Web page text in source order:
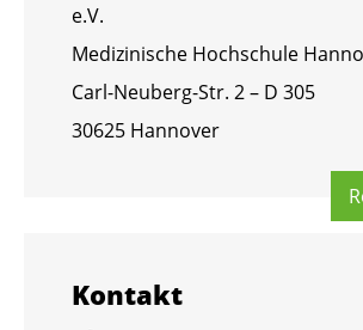
e.V.
Me­di­zi­ni­sche Hoch­schu­le
Carl-Neu­berg-Str. 2 – D 305
30625 Han­no­ver
Kon­takt